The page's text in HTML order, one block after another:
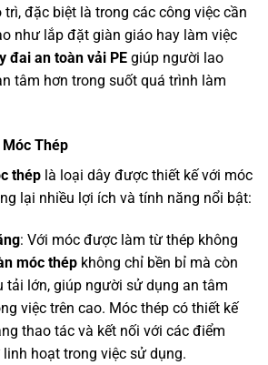
đặc biệt là trong các công việc cần
như lắp đặt giàn giáo hay làm việc
đai an toàn vải PEgiúp người lao
tâm hơn trong suốt quá trình làm
Thép
thép là loại dây được thiết kế với móc
lại nhiều lợi ích và tính năng nổi bật:
: Với móc được làm từ thép không
móc thépkhông chỉ bền bỉ mà còn
tải lớn, giúp người sử dụng an tâm
việc trên cao. Móc thép có thiết kế
thao tác và kết nối với các điểm
hoạt trong việc sử dụng.